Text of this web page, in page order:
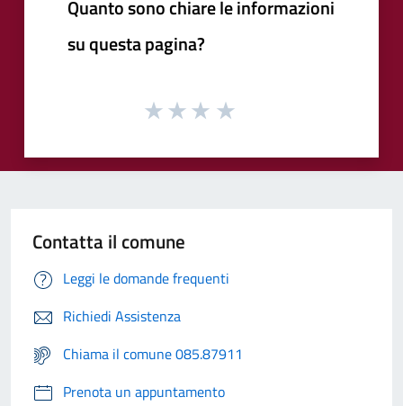
Quanto sono chiare le informazioni
su questa pagina?
Contatta il comune
Leggi le domande frequenti
Richiedi Assistenza
Chiama il comune 085.87911
Prenota un appuntamento